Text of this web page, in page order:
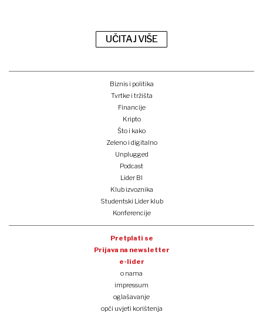
UČITAJ VIŠE
Biznis i politika
Tvrtke i tržišta
Financije
Kripto
Što i kako
Zeleno i digitalno
Unplugged
Podcast
Lider BI
Klub izvoznika
Studentski Lider klub
Konferencije
Pretplati se
Prijava na newsletter
e-lider
o nama
impressum
oglašavanje
opći uvjeti korištenja